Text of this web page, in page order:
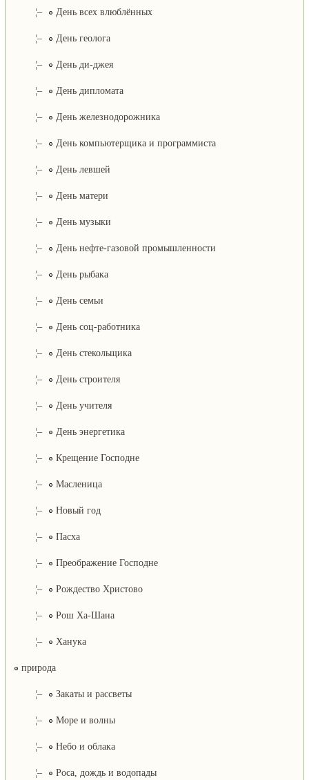
¦– День всех влюблённых
¦– День геолога
¦– День ди-джея
¦– День дипломата
¦– День железнодорожника
¦– День компьютерщика и программиста
¦– День левшей
¦– День матери
¦– День музыки
¦– День нефте-газовой промышленности
¦– День рыбака
¦– День семьи
¦– День соц-работника
¦– День стекольщика
¦– День строителя
¦– День учителя
¦– День энергетика
¦– Крещение Господне
¦– Масленица
¦– Новый год
¦– Пасха
¦– Преображение Господне
¦– Рождество Христово
¦– Рош Ха-Шана
¦– Ханука
природа
¦– Закаты и рассветы
¦– Море и волны
¦– Небо и облака
¦– Роса, дождь и водопады